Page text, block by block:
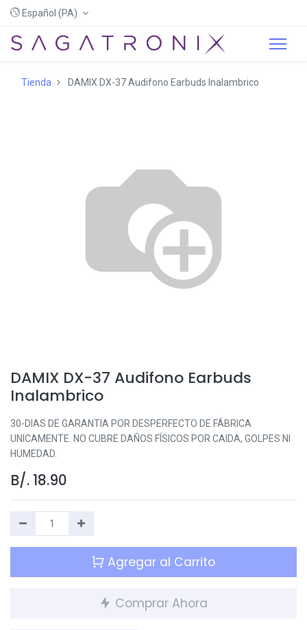
Español (PA)
Tienda DAMIX DX-37 Audifono Earbuds Inalambrico
DAMIX DX-37 Audifono Earbuds
Inalambrico
30-DIAS DE GARANTIA POR DESPERFECTO DE FÁBRICA
UNICAMENTE. NO CUBRE DAÑOS FÍSICOS POR CAIDA, GOLPES NI
HUMEDAD.
B/. 18.90
Agregar al Carrito
Comprar Ahora